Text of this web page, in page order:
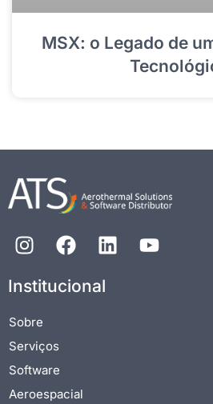
MSX: o Legado de
Institucional
Sobre
Serviços
Software
Aeroespacial